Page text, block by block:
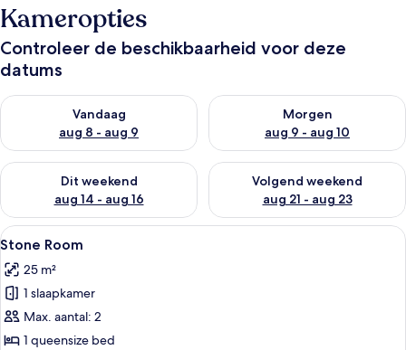
Kameropties
Controleer de beschikbaarheid voor deze
datums
Vandaag
aug 8 - aug 9
De beschikbaarheid controleren voor vanavond aug 8 - aug 9
Morgen
aug 9 - aug 10
De beschikbaarheid
Dit weekend
aug 14 - aug 16
De beschikbaarheid controleren voor dit weekend aug 14 -
Volgend weekend
aug 21 - aug 23
De beschikbaarheid
Alle
foto's
voor
Stone
Room
laden
Een hotelkamer met een groot bed,
6
Stone Room
25 m²
1 slaapkamer
Max. aantal: 2
1 queensize bed